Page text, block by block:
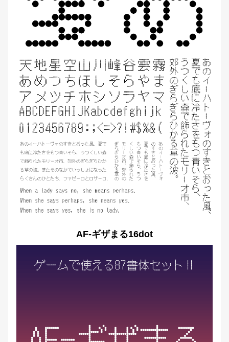
AF-ギザまる16dot